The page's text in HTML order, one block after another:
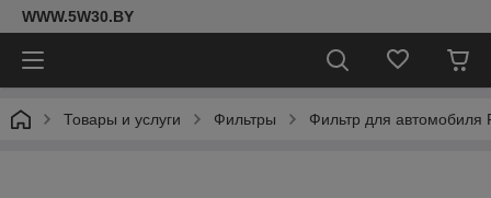
WWW.5W30.BY
Товары и услуги Фильтры Фильтр для автомобиля